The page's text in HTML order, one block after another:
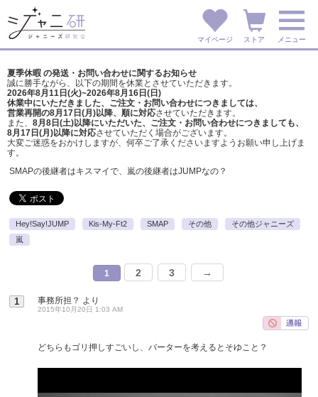
マイページ ストア メニュー
夏季休暇 の発送・お問い合わせに関するお知らせ
誠に勝手ながら、以下の期間を休業とさせていただきます。
2026年8月11日(火)~2026年8月16日(日)
休業中にいただきました、ご注文・お問い合わせにつきましては、
営業再開の8月17日(月)以降、順に対応させていただきます。
また、 8月8日(土)以降にいただいた、ご注文・ お問い合わせにつきましても、
8月17日(月)以降に対応させていただく場合がございます。
大変ご迷惑をおかけしますが、 何卒ご了承くださいますようお願い申し上げま
す。
SMAPの後継者はキスマイで、嵐の後継者はJUMPなの？
Hey!Say!JUMP Kis-My-Ft2 SMAP その他
その他ジャニーズ
嵐
1 2 3 →
1 事務所担？ より
2015年10月20日 1:03 AM
どちらもゴリ押しすごいし、バーターを考えるとそゆこと？